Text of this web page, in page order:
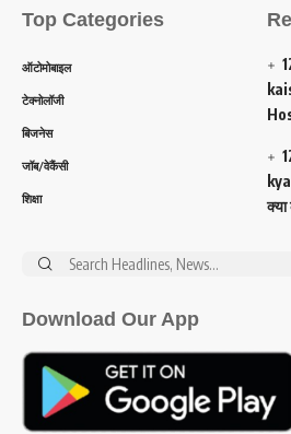
Top Categories
ऑटोमोबाइल
टेक्नोलॉजी
बिजनेस
जॉब/वेकैंसी
शिक्षा
Search
Download Our App